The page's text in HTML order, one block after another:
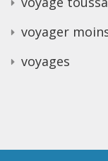
voyager
voyages